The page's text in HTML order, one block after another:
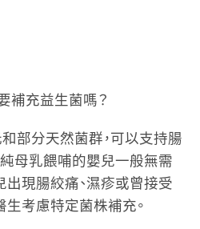
補充益生菌嗎？
部分天然菌群，可以支持腸
純母乳餵哺的嬰兒一般無需
出現腸絞痛、濕疹或曾接受
生考慮特定菌株補充。